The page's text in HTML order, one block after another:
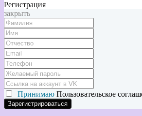
Регистрация
закрыть
Принимаю Пользовательское